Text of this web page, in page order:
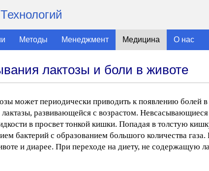
Методы Менеджмент Медицина О нас
лактозы и боли в животе
может периодически приводить к появлению болей
лактазы, развивающейся с возрастом.
в просвет тонкой кишки. Попадая в толстую
бактерий с образованием большого количества
и диарее. При переходе на диету, не содержащую